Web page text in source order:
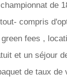
de
compris
fees ,
et un séjour
de taux